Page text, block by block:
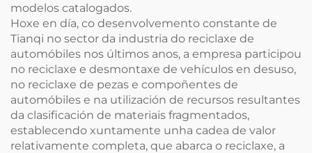
modelos catalogados.
Hoxe en día, co desenvolvemento constante de
Tianqi no sector da industria do reciclaxe de
automóbiles nos últimos anos, a empresa participou
no reciclaxe e desmontaxe de vehículos en desuso,
no reciclaxe de pezas e compoñentes de
automóbiles e na utilización de recursos resultantes
da clasificación de materiais fragmentados,
establecendo xuntamente unha cadea de valor
relativamente completa, que abarca o reciclaxe, a